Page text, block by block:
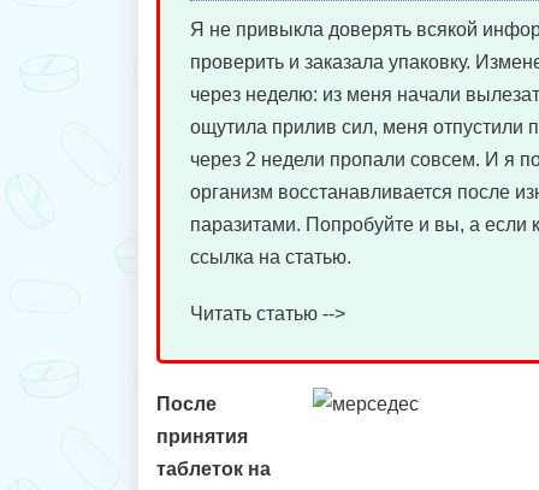
Я не привыкла доверять всякой
проверить и заказала упаковку.
через неделю: из меня начали
ощутила прилив сил, меня отпустили
через 2 недели пропали совсем. И я
организм восстанавливается после
паразитами. Попробуйте и вы, а если
ссылка на статью.
Читать статью -->
После
принятия
таблеток на